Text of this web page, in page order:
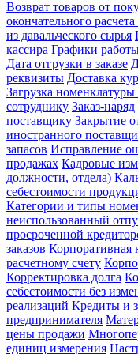
Возврат товаров от
окончательного
из давальческого сырья
кассира Графики
Дата отгрузки в заказе
реквизиты Доставка
Загрузка
сотруднику Заказ-наряд
поставщику Закрытие
иностранного
запасов Исправление
продажах Кадровые
должности, отдела)
себестоимости
Категории и типы
неиспользованный
просроченной
заказов Корпоративная
расчетному счету
Корректировка долга
себестоимости без
реализаций Кредиты и
предпринимателя
цены продажи
единиц измерения